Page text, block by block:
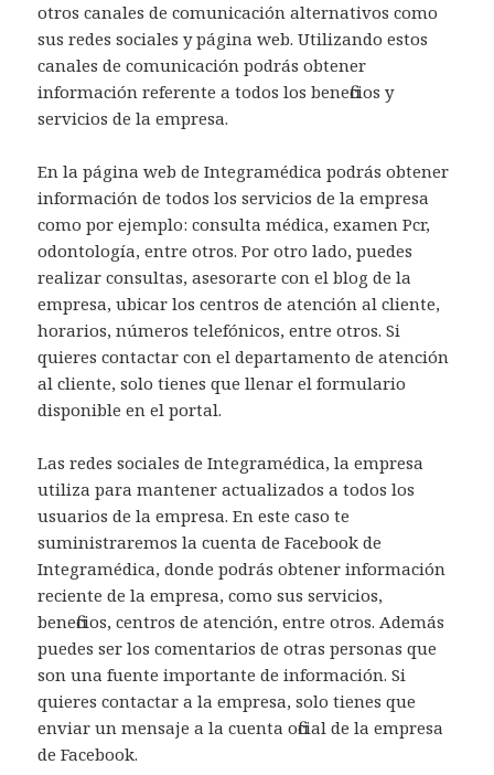
otros canales de comunicación alternativos como
sus redes sociales y página web. Utilizando estos
canales de comunicación podrás obtener
información referente a todos los beneficios y
servicios de la empresa.
En la página web de Integramédica podrás obtener
información de todos los servicios de la empresa
como por ejemplo: consulta médica, examen Pcr,
odontología, entre otros. Por otro lado, puedes
realizar consultas, asesorarte con el blog de la
empresa, ubicar los centros de atención al cliente,
horarios, números telefónicos, entre otros. Si
quieres contactar con el departamento de atención
al cliente, solo tienes que llenar el formulario
disponible en el portal.
Las redes sociales de Integramédica, la empresa
utiliza para mantener actualizados a todos los
usuarios de la empresa. En este caso te
suministraremos la cuenta de Facebook de
Integramédica, donde podrás obtener información
reciente de la empresa, como sus servicios,
beneficios, centros de atención, entre otros. Además
puedes ser los comentarios de otras personas que
son una fuente importante de información. Si
quieres contactar a la empresa, solo tienes que
enviar un mensaje a la cuenta oficial de la empresa
de Facebook.